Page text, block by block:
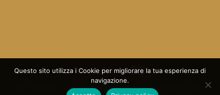
© Copyright - 2023 Design ByThe Digital Box SRL
Questo sito utilizza i Cookie per migliorare la tua esperienza di
navigazione.